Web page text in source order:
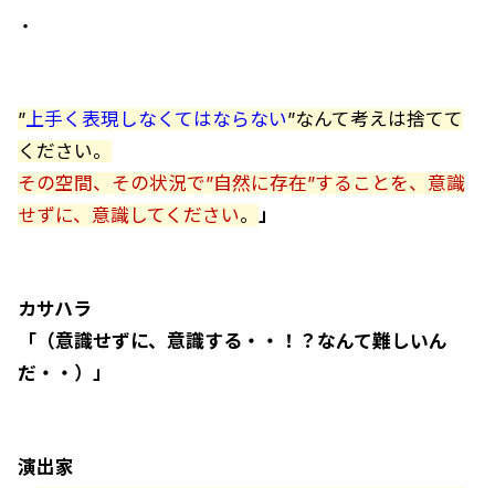
・
”上手く表現しなくてはならない”なんて考えは捨てて
ください。
その空間、その状況で”自然に存在”することを、意識
せずに、意識してください。 」
カサハラ
「（意識せずに、意識する・・！？なんて難しいん
だ・・）」
演出家